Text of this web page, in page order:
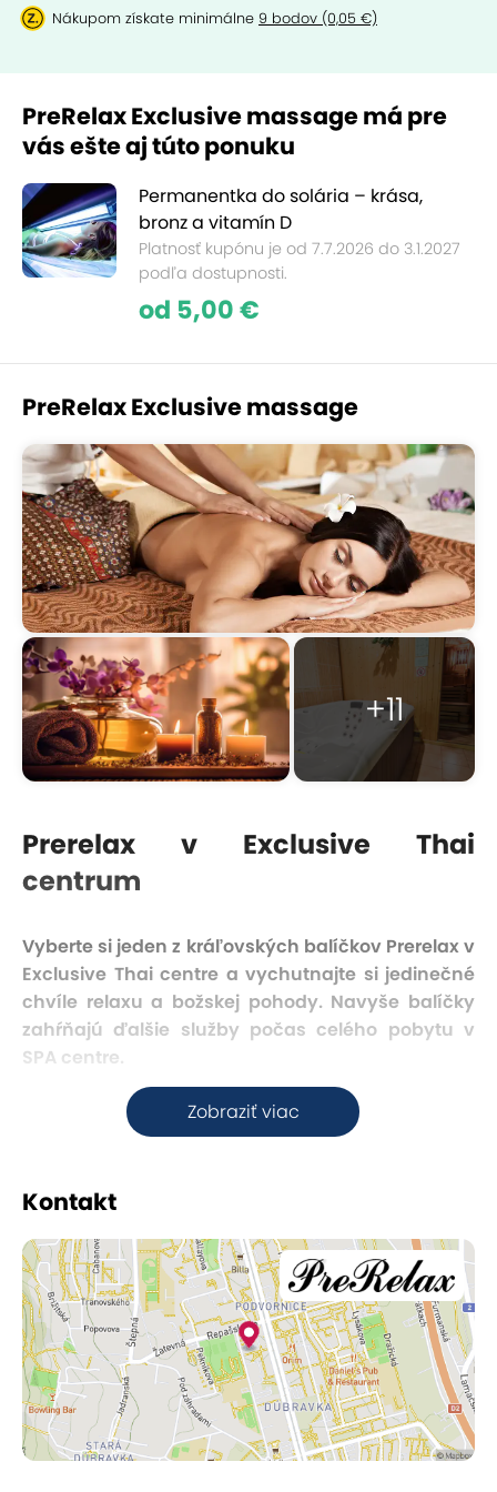
Nákupom získate minimálne 9 bodov (0,05 €)
PreRelax Exclusive massage má pre
vás ešte aj túto ponuku
Permanentka do solária – krása,
bronz a vitamín D
Platnosť kupónu je od 7.7.2026 do 3.1.2027
podľa dostupnosti.
od 5,00 €
PreRelax Exclusive massage
+11
Zobraziť viac
Prerelax v Exclusive Thai
centrum
Vyberte si jeden z kráľovských balíčkov Prerelax v
Exclusive Thai centre a vychutnajte si jedinečné
chvíle relaxu a božskej pohody. Navyše balíčky
zahŕňajú ďalšie služby počas celého pobytu v
SPA centre.
Thajská láska
Táto masáž je možná len pre zamilované páry,
ktoré si pri spoločnej masáži s dvomi Thajkami
upevnia vzťah a rozkvitne im láska. Masáž
vykonávajú kvalifikované thajské terapeutky s
dlhoročnou praxou školenou v prominentnej škole
klasickej thajskej masáže v kláštore Wat Pho v
Bangkoku. Je to veľmi obľúbená
aromaterapeutická procedúra, ktorá spája
pôsobenie tropických vôní s upokojujúcou
masážou zamilovaného páru.
Kontakt